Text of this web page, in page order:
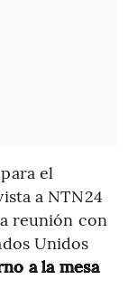
el
a NTN24
reunión con
Unidos
a la mesa